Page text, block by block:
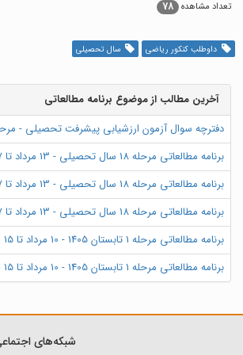
تعداد مشاهده 78
داوطلب کنکور ریاضی سال تحصیلی
آخرین مطالب از موضوع برنامه مطالعاتی
دفترچه سوال آزمون ارزشیابی پیشرفت تحصیلی - مرحله
برنامه مطالعاتی مرحله 18 سال تحصیلی - 13 مرداد تا 27 مرداد
برنامه مطالعاتی مرحله 18 سال تحصیلی - 13 مرداد تا 27 مرداد
برنامه مطالعاتی مرحله 18 سال تحصیلی - 13 مرداد تا 27 مرداد
برنامه مطالعاتی مرحله 1 تابستان 1405 - 10 مرداد تا 15 مرداد
برنامه مطالعاتی مرحله 1 تابستان 1405 - 10 مرداد تا 15 مرداد
شبکه‌های